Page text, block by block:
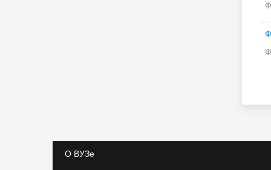
О ВУЗе